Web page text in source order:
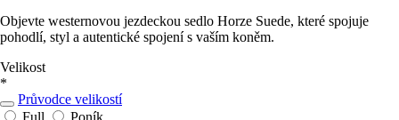
Objevte westernovou jezdeckou sedlo Horze Suede, které spojuje
pohodlí, styl a autentické spojení s vaším koněm.
Velikost
*
Průvodce velikostí